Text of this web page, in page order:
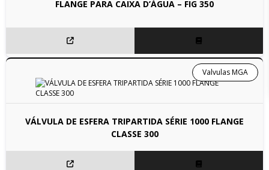
FLANGE PARA CAIXA D’ÁGUA – FIG 350
VÁLVULA DE ESFERA TRIPARTIDA SÉRIE 1000 FLANGE
CLASSE 300
Valvulas MGA